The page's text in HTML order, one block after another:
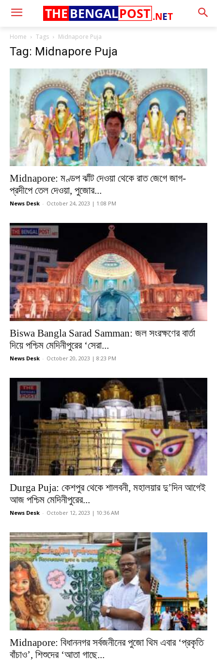
.NET
THE BENGALPOST
Home Tags Midnapore Puja
Tag: Midnapore Puja
Midnapore: মণ্ডপ ঝাঁট দেওয়া থেকে রাত জেগে জাগ-
প্রদীপে তেল দেওয়া, পুজোর...
News Desk - October 24, 2023 | 1:08 PM
Biswa Bangla Sarad Samman: জল সংরক্ষণের বার্তা
দিয়ে পশ্চিম মেদিনীপুরের ‘সেরা...
News Desk - October 20, 2023 | 8:23 PM
Durga Puja: কেশপুর থেকে শালবনী, মহালয়ার দু’দিন আগেই
আজ পশ্চিম মেদিনীপুরের...
News Desk - October 12, 2023 | 10:36 AM
Midnapore: বিধাননগর সর্বজনীনের পুজো থিম এবার ‘প্রকৃতি
বাঁচাও’, শিশুদের ‘আতা গাছে...